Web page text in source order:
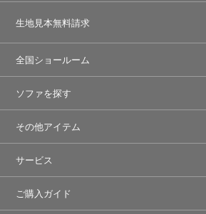
生地見本無料請求
全国ショールーム
ソファを探す
その他アイテム
サービス
ご購入ガイド